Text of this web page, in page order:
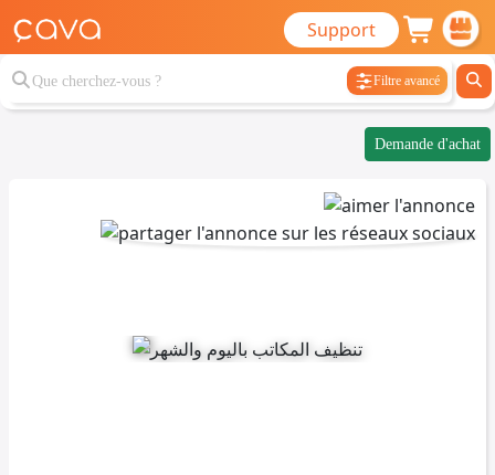
Support
Filtre avancé
Demande d'achat